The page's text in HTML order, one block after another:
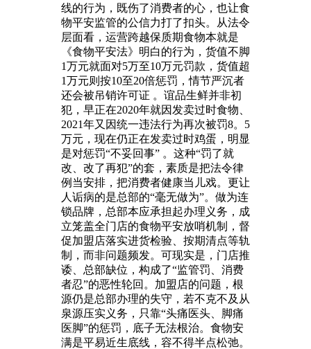
线的行为，既伤了消费者的心，也让食
物平安监管的公信力打了扣头。从法令
层面看，运营跨越保质期食物本就是
《食物平安法》明白的行为，货值不脚
1万元就面对5万至10万元罚款，货值超
1万元则按10至20倍惩罚，情节严沉者
还会被吊销许可证 。谊品生鲜并非初
犯，早正在2020年就因发卖过时食物、
2021年又因统一违法行为再次被罚8。5
万元，现在仍正在发卖过时鸡蛋，明显
是对惩罚“不妥回事” 。这种“罚了就
改、改了再犯”的套，素质是把法令律
例当安排，把消费者健康当儿戏。更让
人诟病的是总部的“毫无做为”。做为连
锁品牌，总部本应承担起办理义务，成
立笼盖全门店的食物平安放哨机制，督
促加盟店落实进货检验、按期清点等轨
制，而非问题频发。可现实是，门店推
诿、总部缺位，构成了“监管罚、消费
者忍”的恶性轮回。加盟店的问题，根
源仍是总部办理的失守，若不克不及从
泉源压实义务，只靠“头痛医头、脚痛
医脚”的惩罚，底子无法根治。食物安
满是平易近生底线，容不得半点松弛。